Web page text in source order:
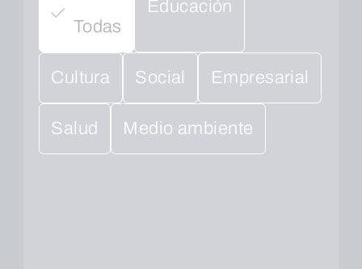
Todas
Educación
Cultura Social Empresarial
Salud Medio ambiente